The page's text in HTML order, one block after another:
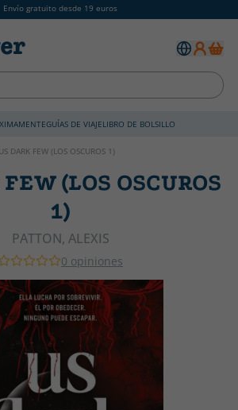
Envío gratuito desde 19 euros
GUÍAS DE VIAJELIBRO DE BOLSILLO
US DARK FEW (LOS OSCUROS 1)
(LOS OSCUROS
1)
PATTON, ALEXIS
0 opiniones